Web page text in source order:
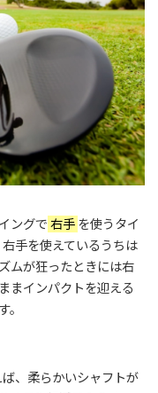
ングで 右手 を使うタイ
手を使えているうちは
ムが狂ったときには右
まインパクトを迎える
。
、柔らかいシャフトが